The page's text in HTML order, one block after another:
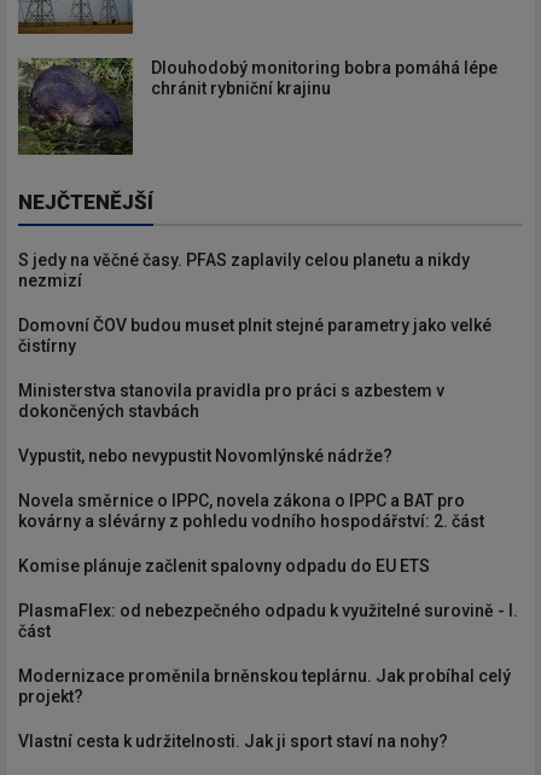
Dlouhodobý monitoring bobra pomáhá lépe
chránit rybniční krajinu
NEJČTENĚJŠÍ
S jedy na věčné časy. PFAS zaplavily celou planetu a nikdy
nezmizí
Domovní ČOV budou muset plnit stejné parametry jako velké
čistírny
Ministerstva stanovila pravidla pro práci s azbestem v
dokončených stavbách
Vypustit, nebo nevypustit Novomlýnské nádrže?
Novela směrnice o IPPC, novela zákona o IPPC a BAT pro
kovárny a slévárny z pohledu vodního hospodářství: 2. část
Komise plánuje začlenit spalovny odpadu do EU ETS
PlasmaFlex: od nebezpečného odpadu k využitelné surovině - I.
část
Modernizace proměnila brněnskou teplárnu. Jak probíhal celý
projekt?
Vlastní cesta k udržitelnosti. Jak ji sport staví na nohy?